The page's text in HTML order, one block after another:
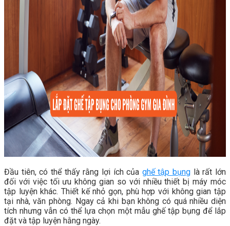
Chưa có sản phẩm trong giỏ hàng.
Tìm kiếm:
0
Đầu tiên, có thể thấy rằng lợi ích của ghế tập bụng là rất lớn
đối với việc tối ưu không gian so với nhiều thiết bị máy móc
tập luyện khác. Thiết kế nhỏ gọn, phù hợp với không gian tập
tại nhà, văn phòng. Ngay cả khi bạn không có quá nhiều diện
tích nhưng vẫn có thể lựa chọn một mẫu ghế tập bụng để lắp
đặt và tập luyện hằng ngày.